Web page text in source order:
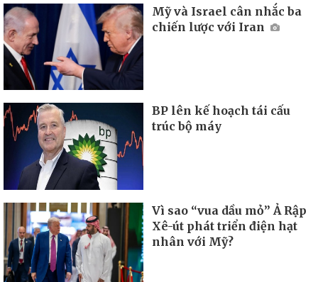
Mỹ và Israel cân nhắc ba
chiến lược với Iran
BP lên kế hoạch tái cấu
trúc bộ máy
Vì sao “vua dầu mỏ” Ả Rập
Xê-út phát triển điện hạt
nhân với Mỹ?